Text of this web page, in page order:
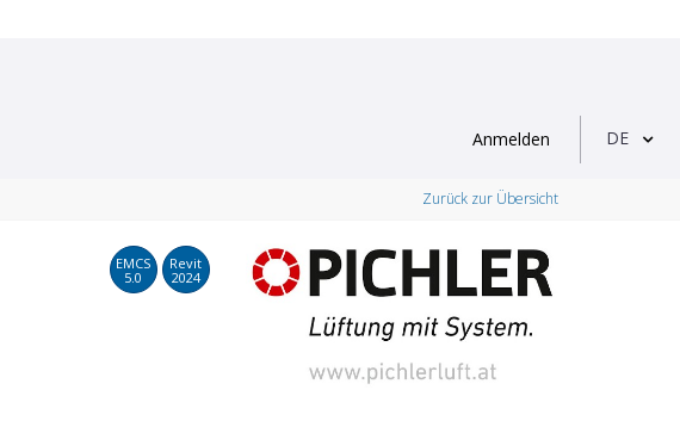
Anmelden DE
Zurück zur Übersicht
EMCS
5.0
Revit
2024